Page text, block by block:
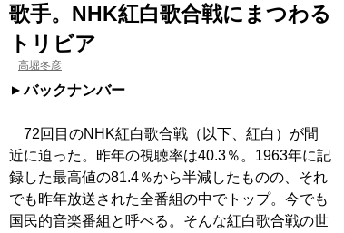
歌手。NHK紅白歌合戦にまつわる
トリビア
高堀冬彦
バックナンバー
72回目のNHK紅白歌合戦（以下、紅白）が間
近に迫った。昨年の視聴率は40.3％。1963年に記
録した最高値の81.4％から半減したものの、それ
でも昨年放送された全番組の中でトップ。今でも
国民的音楽番組と呼べる。そんな紅白歌合戦の世